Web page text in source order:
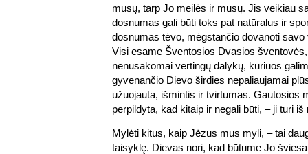
mūsų, tarp Jo meilės ir mūsų. Jis veikiau
dosnumas gali būti toks pat natūralus ir
dosnumas tėvo, mėgstančio dovanoti
Visi esame Šventosios Dvasios
nenusakomai vertingų dalykų, kuriuos
gyvenančio Dievo širdies nepaliaujamai
užuojauta, išmintis ir tvirtumas. Gautosios
perpildyta, kad kitaip ir negali būti, – ji turi
Mylėti kitus, kaip Jėzus mus myli, – tai
taisyklę. Dievas nori, kad būtume Jo